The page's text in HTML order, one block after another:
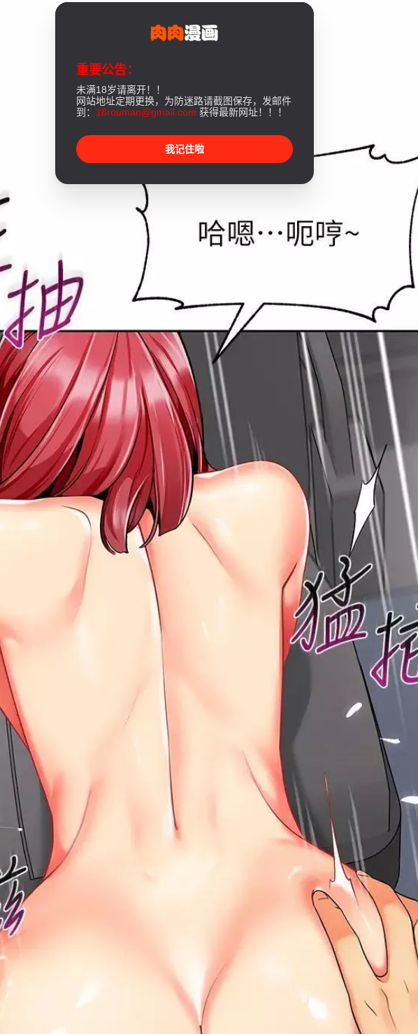
重要公告：
未满18岁请离开！！
网站地址定期更换，为防迷路请截图保存，发邮件
到： 18rouman@gmail.com 获得最新网址！！！
我记住啦